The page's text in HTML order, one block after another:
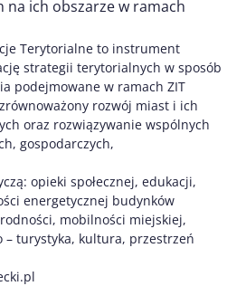
na ich obszarze w ramach
Terytorialne to instrument
strategii terytorialnych w sposób
podejmowane w ramach ZIT
rozwój miast i ich
oraz rozwiązywanie wspólnych
gospodarczych,
opieki społecznej, edukacji,
energetycznej budynków
mobilności miejskiej,
turystyka, kultura, przestrzeń